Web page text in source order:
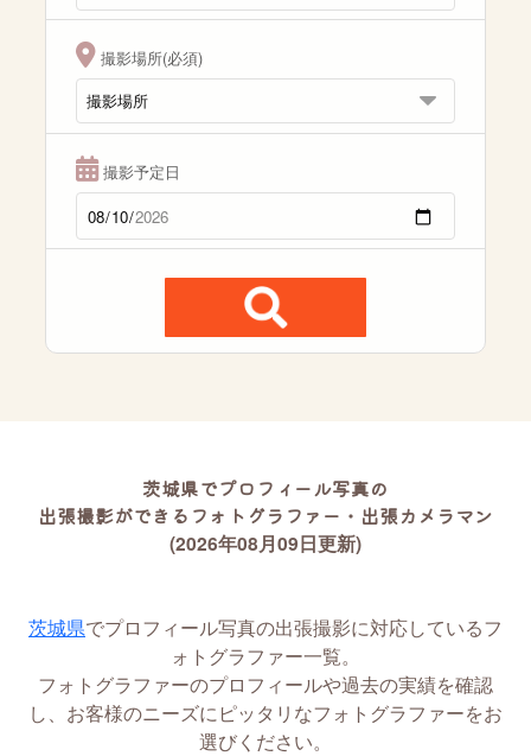
撮影場所(必須)
撮影予定日
茨城県でプロフィール写真の
出張撮影ができるフォトグラファー・出張カメラマン
(2026年08月09日更新)
茨城県でプロフィール写真の出張撮影に対応しているフ
ォトグラファー一覧。
フォトグラファーのプロフィールや過去の実績を確認
し、お客様のニーズにピッタリなフォトグラファーをお
選びください。